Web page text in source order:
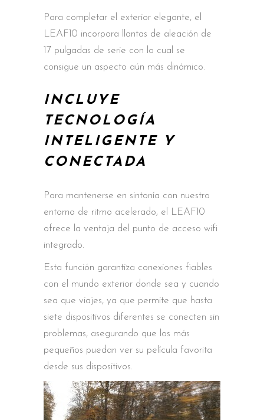
Para completar el exterior elegante, el
LEAF10 incorpora llantas de aleación de
17 pulgadas de serie con lo cual se
consigue un aspecto aún más dinámico.
INCLUYE
TECNOLOGÍA
INTELIGENTE Y
CONECTADA
Para mantenerse en sintonía con nuestro
entorno de ritmo acelerado, el LEAF10
ofrece la ventaja del punto de acceso wifi
integrado.
Esta función garantiza conexiones fiables
con el mundo exterior donde sea y cuando
sea que viajes, ya que permite que hasta
siete dispositivos diferentes se conecten sin
problemas, asegurando que los más
pequeños puedan ver su película favorita
desde sus dispositivos.